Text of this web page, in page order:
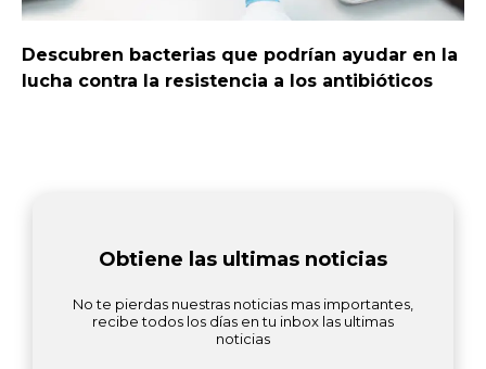
Descubren bacterias que podrían ayudar en la
lucha contra la resistencia a los antibióticos
Obtiene las ultimas noticias
No te pierdas nuestras noticias mas importantes,
recibe todos los días en tu inbox las ultimas
noticias